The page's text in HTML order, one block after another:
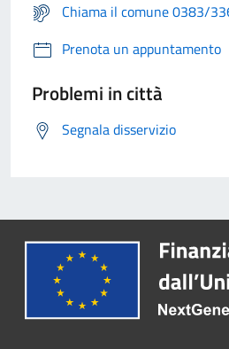
Chiama il comune 0383/
Prenota un appuntamento
Problemi in città
Segnala disservizio